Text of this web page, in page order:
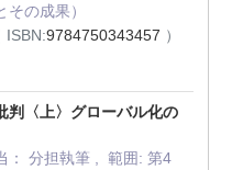
の成果）
ISBN:9784750343457 ）
判〈上〉グローバル化の
： 分担執筆 , 範囲: 第4